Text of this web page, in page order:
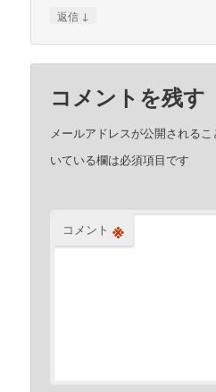
返信 ↓
コメントを残す
メールアドレスが公開されるこ
いている欄は必須項目です
コメント ※